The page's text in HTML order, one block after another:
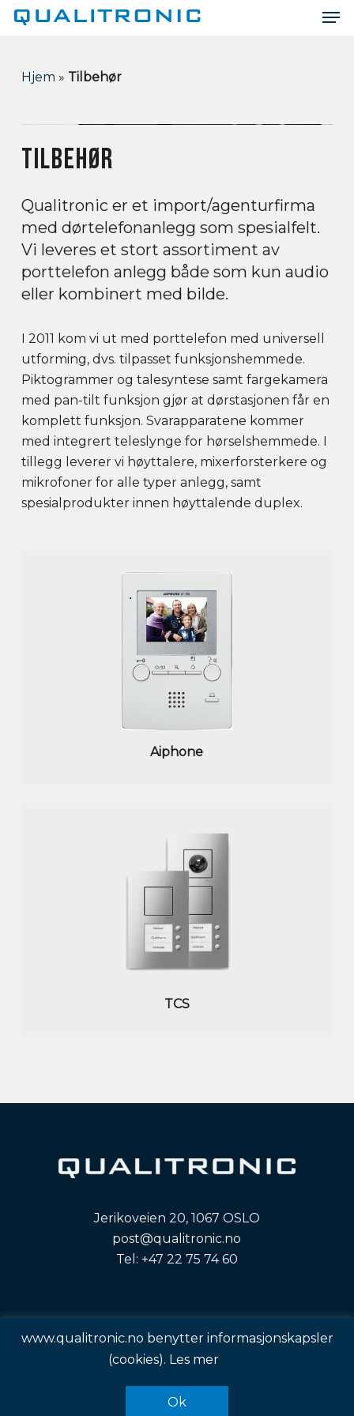
Skip
content
Hjem » Tilbehør
TILBEHØR
Qualitronic er et import/agenturfirma
med dørtelefonanlegg som spesialfelt.
Vi leveres et stort assortiment av
porttelefon anlegg både som kun audio
eller kombinert med bilde.
I 2011 kom vi ut med porttelefon med universell
utforming, dvs. tilpasset funksjonshemmede.
Piktogrammer og talesyntese samt fargekamera
med pan-tilt funksjon gjør at dørstasjonen får en
komplett funksjon. Svarapparatene kommer
med integrert teleslynge for hørselshemmede. I
tillegg leverer vi høyttalere, mixerforsterkere og
mikrofoner for alle typer anlegg, samt
spesialprodukter innen høyttalende duplex.
Aiphone
TCS
Jerikoveien 20, 1067 OSLO
post@qualitronic.no
Tel: +47 22 75 74 60
© 2026 Qualitronic.
Design og utvikling av
RESPONSIV MEDIA
www.qualitronic.no benytter informasjonskapsler
(cookies). Les mer
Ok